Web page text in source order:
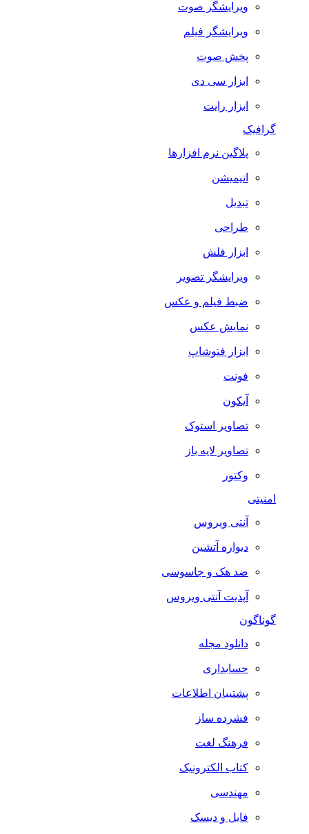
ویرایشگر صوت
ویرایشگر فیلم
پخش صوت
ابزار سی دی
ابزار رایت
گرافیک
پلاگین نرم افزارها
انیمیشن
تبدیل
طراحی
ابزار فلش
ویرایشگر تصویر
ضبط فيلم و عكس
نمایش عکس
ابزار فتوشاپ
فونت
آیکون
تصاویر استوک
تصاویر لایه باز
وکتور
امنیتی
آنتی ویروس
دیواره آتشین
ضد هک و جاسوسی
آپدیت آنتی ویروس
گوناگون
دانلود مجله
حسابداری
پشتیبان اطلاعات
فشرده ساز
فرهنگ لغت
کتاب الکترونیک
مهندسی
فایل و دیسک